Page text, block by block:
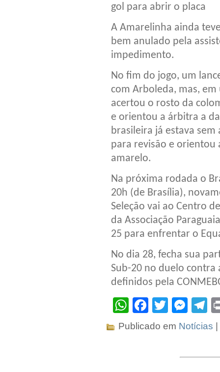
gol para abrir o placa
A Amarelinha ainda
bem anulado pela
impedimento.
No fim do jogo, um
com Arboleda, mas,
acertou o rosto da
e orientou a árbitra a
brasileira já estava sem
para revisão e orientou
amarelo.
Na próxima rodada o
20h (de Brasília),
Seleção vai ao Centro
da Associação
25 para enfrentar o
No dia 28, fecha sua
Sub-20 no duelo contra
definidos pela
WhatsApp
Facebook
Twitter
Publicado em Notícias |